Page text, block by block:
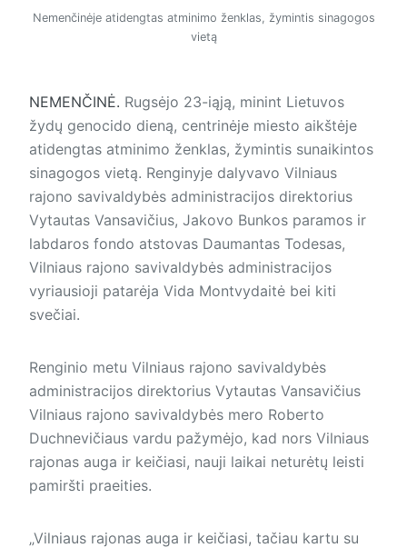
Nemenčinėje atidengtas atminimo ženklas, žymintis sinagogos
vietą
NEMENČINĖ. Rugsėjo 23-iąją, minint Lietuvos
žydų genocido dieną, centrinėje miesto aikštėje
atidengtas atminimo ženklas, žymintis sunaikintos
sinagogos vietą. Renginyje dalyvavo Vilniaus
rajono savivaldybės administracijos direktorius
Vytautas Vansavičius, Jakovo Bunkos paramos ir
labdaros fondo atstovas Daumantas Todesas,
Vilniaus rajono savivaldybės administracijos
vyriausioji patarėja Vida Montvydaitė bei kiti
svečiai.
Renginio metu Vilniaus rajono savivaldybės
administracijos direktorius Vytautas Vansavičius
Vilniaus rajono savivaldybės mero Roberto
Duchnevičiaus vardu pažymėjo, kad nors Vilniaus
rajonas auga ir keičiasi, nauji laikai neturėtų leisti
pamiršti praeities.
„Vilniaus rajonas auga ir keičiasi, tačiau kartu su